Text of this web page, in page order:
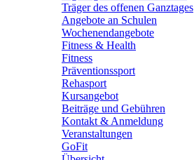
Träger des offenen Ganztages
Angebote an Schulen
Wochenendangebote
Fitness & Health
Fitness
Präventionssport
Rehasport
Kursangebot
Beiträge und Gebühren
Kontakt & Anmeldung
Veranstaltungen
GoFit